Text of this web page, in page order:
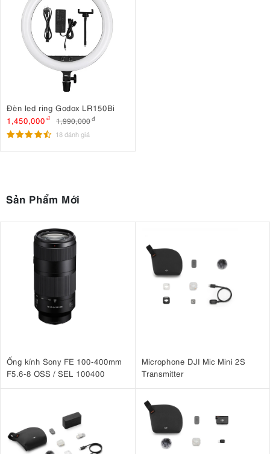
Đèn led ring Godox LR150Bi
1,450,000 đ 1,990,000đ
18 đánh giá
Sản Phẩm Mới
Ống kính Sony FE 100-400mm
F5.6-8 OSS / SEL 100400
Microphone DJI Mic Mini 2S
Transmitter